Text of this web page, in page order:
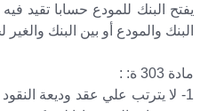
يفتح البنك للمودع حسابا تقيد
البنك والمودع أو بين البنك
مادة 303 ة: :
1- لا يترتب علي عقد وديعة